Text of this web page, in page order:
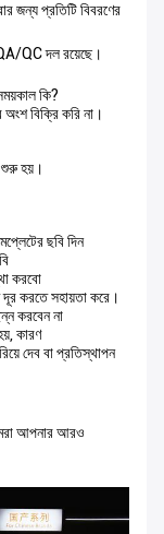
জন্য প্রতিটি বিবরণের
QC দল রয়েছে।
কি?
অংশ বিক্রি করি না।
শুরু হয়।
ছবি দিন
করবো
দূর করতে সহায়তা করে।
করবেন না
কারণ
দেব বা প্রতিস্থাপন
আপনার আরও